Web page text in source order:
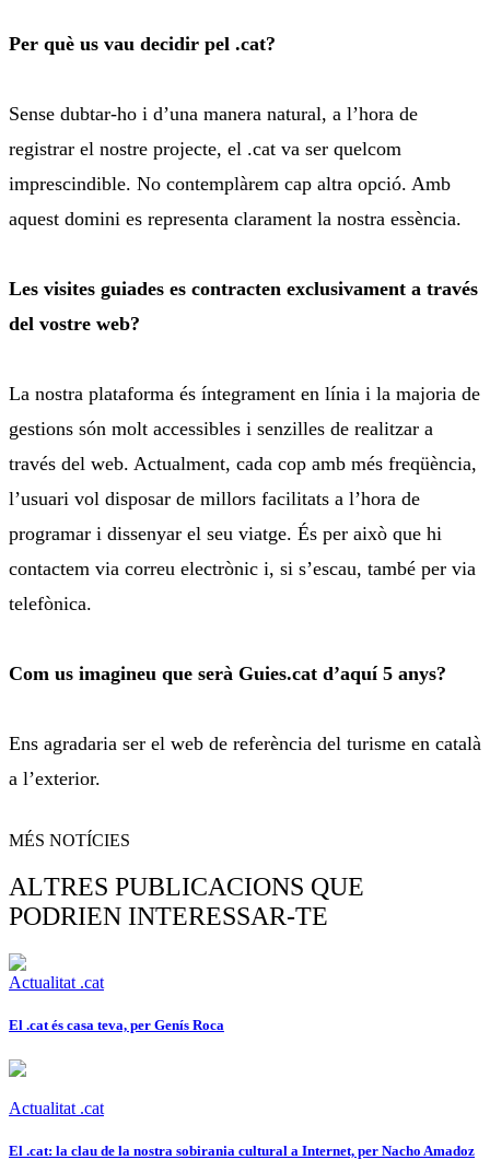
Per què us vau decidir pel .cat?
Sense dubtar-ho i d’una manera natural, a l’hora de
registrar el nostre projecte, el .cat va ser quelcom
imprescindible. No contemplàrem cap altra opció. Amb
aquest domini es representa clarament la nostra essència.
Les visites guiades es contracten exclusivament a través
del vostre web?
La nostra plataforma és íntegrament en línia i la majoria de
gestions són molt accessibles i senzilles de realitzar a
través del web. Actualment, cada cop amb més freqüència,
l’usuari vol disposar de millors facilitats a l’hora de
programar i dissenyar el seu viatge. És per això que hi
contactem via correu electrònic i, si s’escau, també per via
telefònica.
Com us imagineu que serà Guies.cat d’aquí 5 anys?
Ens agradaria ser el web de referència del turisme en català
a l’exterior.
MÉS NOTÍCIES
ALTRES PUBLICACIONS QUE
PODRIEN INTERESSAR-TE
Actualitat .cat
El .cat és casa teva, per Genís Roca
Actualitat .cat
El .cat: la clau de la nostra sobirania cultural a Internet, per Nacho Amadoz